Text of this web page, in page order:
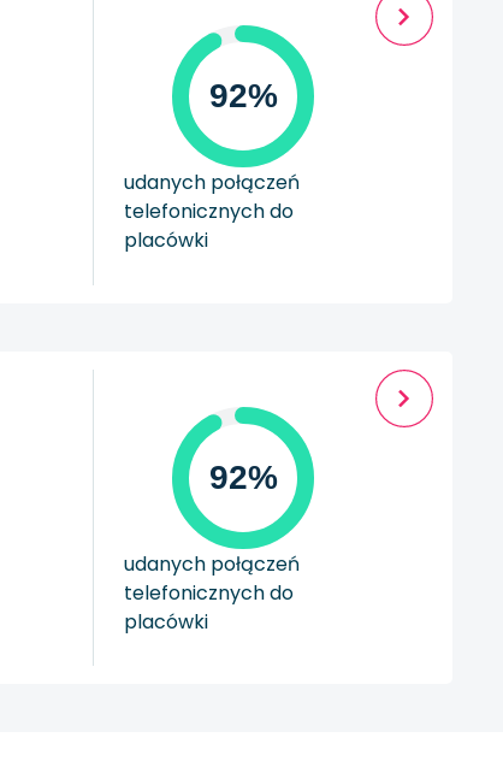
92%
udanych połączeń
telefonicznych do
placówki
92%
udanych połączeń
telefonicznych do
placówki